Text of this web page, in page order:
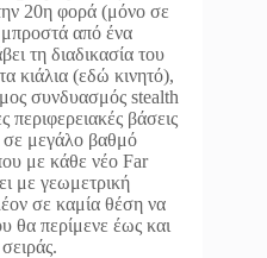
20η φορά (μόνο σε
μπροστά από ένα
τη διαδικασία του
κιάλια (εδώ κινητό),
συνδυασμός stealth
περιφερειακές βάσεις
σε μεγάλο βαθμό
με κάθε νέο Far
με γεωμετρική
σε καμία θέση να
θα περίμενε έως και